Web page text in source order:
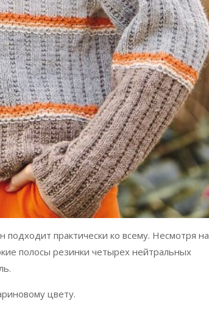
практически ко всему. Несмотря на
полосы резинки четырех нейтральных
цвету.